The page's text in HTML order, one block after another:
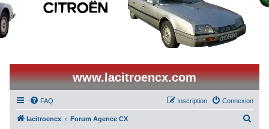
www.lacitroencx.com
FAQ Connexion
Inscription
lacitroencx Forum Agence CX